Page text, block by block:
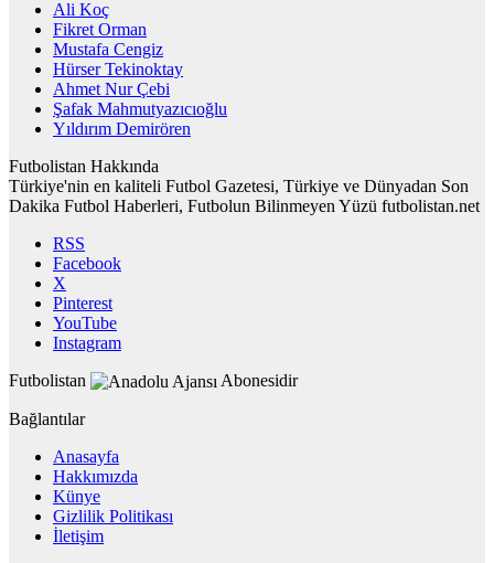
Ali Koç
Fikret Orman
Mustafa Cengiz
Hürser Tekinoktay
Ahmet Nur Çebi
Şafak Mahmutyazıcıoğlu
Yıldırım Demirören
Futbolistan Hakkında
Türkiye'nin en kaliteli Futbol Gazetesi, Türkiye ve Dünyadan Son
Dakika Futbol Haberleri, Futbolun Bilinmeyen Yüzü futbolistan.net
RSS
Facebook
X
Pinterest
YouTube
Instagram
Futbolistan
Abonesidir
Bağlantılar
Anasayfa
Hakkımızda
Künye
Gizlilik Politikası
İletişim